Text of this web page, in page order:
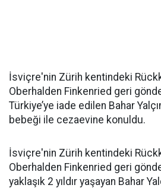
İsviçre'nin Zürih kentindeki
Oberhalden Finkenried geri
Türkiye’ye iade edilen Bahar
bebeği ile cezaevine konuldu.
İsviçre'nin Zürih kentindeki
Oberhalden Finkenried geri
yaklaşık 2 yıldır yaşayan Bahar